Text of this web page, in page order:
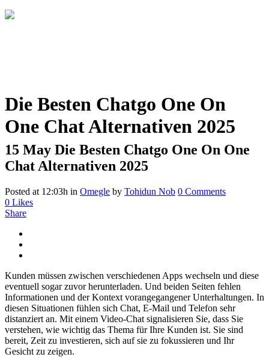
Die Besten Chatgo One On
One Chat Alternativen 2025
15 May Die Besten Chatgo One On One
Chat Alternativen 2025
Posted at 12:03h in Omegle by Tohidun Nob 0 Comments
0 Likes
Share
Kunden müssen zwischen verschiedenen Apps wechseln und diese
eventuell sogar zuvor herunterladen. Und beiden Seiten fehlen
Informationen und der Kontext vorangegangener Unterhaltungen. In
diesen Situationen fühlen sich Chat, E-Mail und Telefon sehr
distanziert an. Mit einem Video-Chat signalisieren Sie, dass Sie
verstehen, wie wichtig das Thema für Ihre Kunden ist. Sie sind
bereit, Zeit zu investieren, sich auf sie zu fokussieren und Ihr
Gesicht zu zeigen.